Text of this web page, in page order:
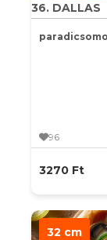
36. DALLAS
96
3270 Ft
32 cm